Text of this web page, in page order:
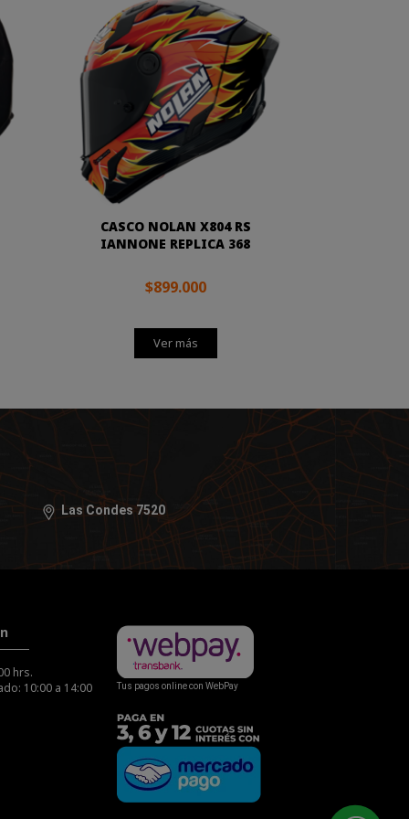
CASCO NOLAN X804 RS
IANNONE REPLICA 368
$899.000
Ver más
Las Condes 7520
hrs.
10:00 a 14:00
Tus pagos online con WebPay